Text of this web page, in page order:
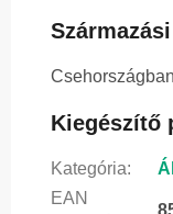
Kiegészítő
Kategória:
EAN